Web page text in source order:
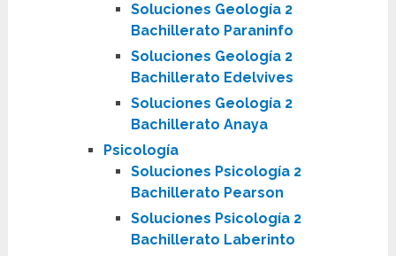
Soluciones Geología 2
Bachillerato Paraninfo
Soluciones Geología 2
Bachillerato Edelvives
Soluciones Geología 2
Bachillerato Anaya
Psicología
Soluciones Psicología 2
Bachillerato Pearson
Soluciones Psicología 2
Bachillerato Laberinto